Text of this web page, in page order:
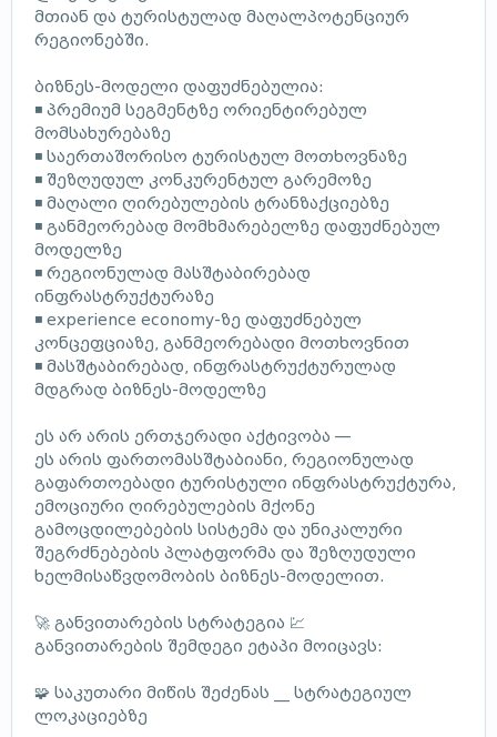
მთიან და ტურისტულად მაღალპოტენციურ
რეგიონებში.
ბიზნეს-მოდელი დაფუძნებულია:
◾ პრემიუმ სეგმენტზე ორიენტირებულ
მომსახურებაზე
◾ საერთაშორისო ტურისტულ მოთხოვნაზე
◾ შეზღუდულ კონკურენტულ გარემოზე
◾ მაღალი ღირებულების ტრანზაქციებზე
◾ განმეორებად მომხმარებელზე დაფუძნებულ
მოდელზე
◾ რეგიონულად მასშტაბირებად
ინფრასტრუქტურაზე
◾ experience economy-ზე დაფუძნებულ
კონცეფციაზე, განმეორებადი მოთხოვნით
◾ მასშტაბირებად, ინფრასტრუქტურულად
მდგრად ბიზნეს-მოდელზე
ეს არ არის ერთჯერადი აქტივობა —
ეს არის ფართომასშტაბიანი, რეგიონულად
გაფართოებადი ტურისტული ინფრასტრუქტურა,
ემოციური ღირებულების მქონე
გამოცდილებების სისტემა და უნიკალური
შეგრძნებების პლატფორმა და შეზღუდული
ხელმისაწვდომობის ბიზნეს-მოდელით.
🚀 განვითარების სტრატეგია 💹
განვითარების შემდეგი ეტაპი მოიცავს:
🧩 საკუთარი მიწის შეძენას __ სტრატეგიულ
ლოკაციებზე